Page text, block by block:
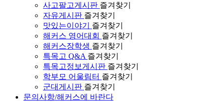
사고팔고게시판 즐겨찾기
자유게시판 즐겨찾기
맛있는이야기
즐겨찾기
해커스 영어대회 즐겨찾기
해커스장학생 즐겨찾기
특목고 Q&A 즐겨찾기
특목고정보게시판 즐겨찾기
학부모 어울림터 즐겨찾기
군대게시판 즐겨찾기
문의사항/해커스에 바란다